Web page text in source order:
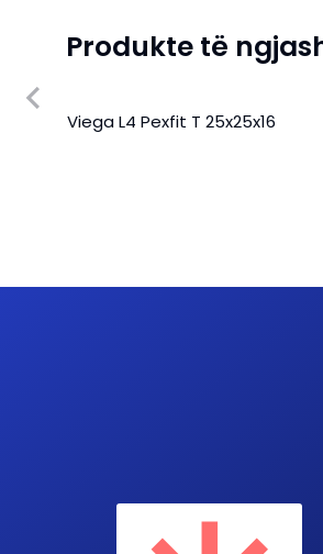
Produkte të
Viega L4 Pexfit T 25x25x16